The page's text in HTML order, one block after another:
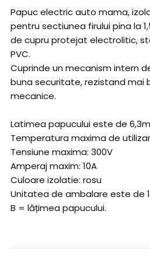
Papuc electric auto mama,
pentru sectiunea firului pina la
de cupru protejat electrolitic,
PVC.
Cuprinde un mecanism intern
buna securitate, rezistand mai
mecanice.
Latimea papucului este de
Temperatura maxima de
Tensiune maxima: 300V
Amperaj maxim: 10A
Culoare izolatie: rosu
Unitatea de ambalare este de
B = lățimea papucului.